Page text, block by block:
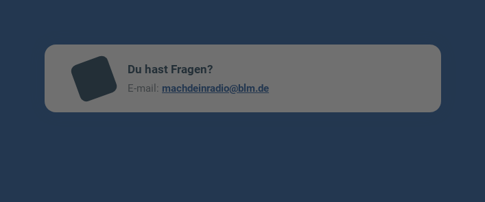
mai
l
Du hast Fragen?
E-mail: machdeinradio@blm.de